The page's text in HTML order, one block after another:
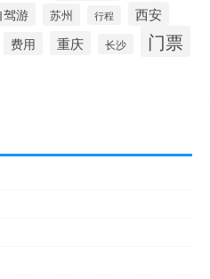
驾游 苏州 行程 西安
费用 重庆 长沙 门票